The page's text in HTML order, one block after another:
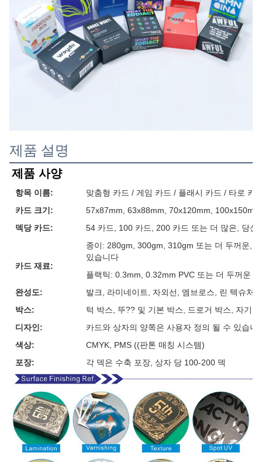
제품 설명
제품 사양
항목 이름:
맞춤형 카드 / 게임 카드 / 플래시 카드 / 타로 카
카드 크기:
57x87mm, 63x88mm, 70x120mm,
덱당 카드:
54 카드, 100 카드, 200 카드 또는 더 많은, 당신
카드 재료:
종이: 280gm, 300gm, 310gm 또는 더 두꺼운,
있습니다
플랙틱: 0.3mm, 0.32mm PVC 또는 더 두꺼운
완성도:
발크, 라미네이트, 자외선, 엠브로스, 린 텍슈처,
박스:
턱 박스, 뚜?? 및 기본 박스, 드로거 박스, 자기
디자인:
카드와 상자의 양쪽은 사용자 정의 될 수 있습니
색상:
CMYK, PMS ((판톤 매칭 시스템)
포장:
각 덱은 수축 포장, 상자 당 100-200 덱